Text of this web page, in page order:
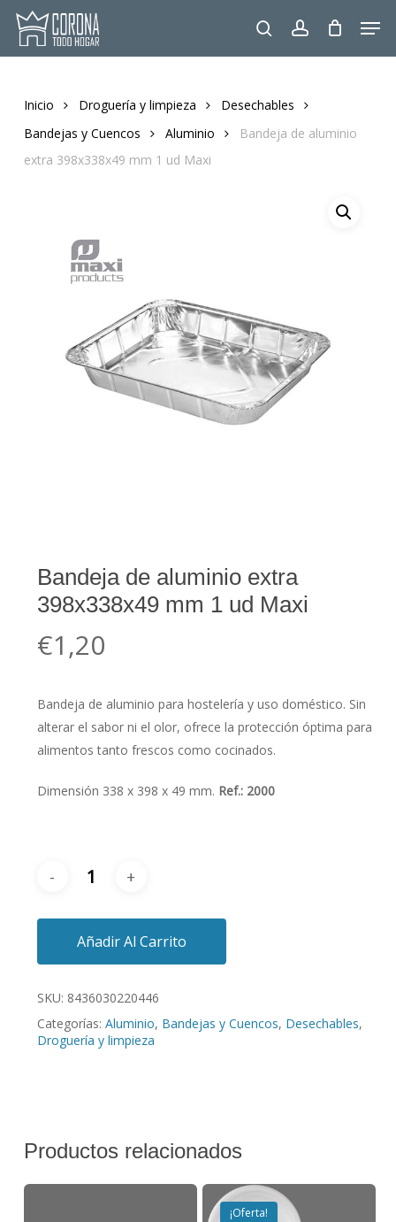
Skip
main
searchaccount
Inicio Droguería y limpieza
Desechables
Bandejas y Cuencos
Aluminio
Bandeja de aluminio
extra 398x338x49 mm 1 ud Maxi
Bandeja de aluminio extra
398x338x49 mm 1 ud Maxi
€1,20
Bandeja de aluminio para hostelería y uso doméstico. Sin
alterar el sabor ni el olor, ofrece la protección óptima para
alimentos tanto frescos como cocinados.
Dimensión 338 x 398 x 49 mm. Ref.: 2000
Añadir Al Carrito
SKU: 8436030220446
Categorías: Aluminio, Bandejas y Cuencos, Desechables,
Droguería y limpieza
Productos relacionados
¡Oferta!